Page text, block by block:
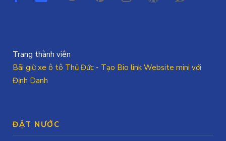
Trang thành viên
Bãi giữ xe ô tô Thủ Đức - Tạo Bio link Website mini với
Định Danh
ĐẶT NƯỚC